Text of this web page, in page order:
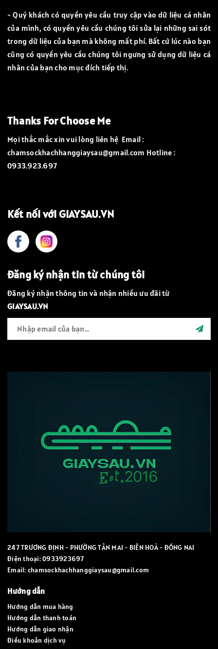
- Quý khách có quyền yêu cầu truy cập vào dữ liệu cá nhân
của mình, có quyền yêu cầu chúng tôi sửa lại những sai sót
trong dữ liệu của bạn mà không mất phí. Bất cứ lúc nào bạn
cũng có quyền yêu cầu chúng tôi ngưng sử dụng dữ liệu cá
nhân của bạn cho mục đích tiếp thị.
Thanks For Choose Me
Mọi thắc mắc xin vui lòng liên hệ Email :
chamsockhachhanggiaysau@gmail.com Hotline :
0933.923.697
Kết nối với GIAYSAU.VN
Đăng ký nhận tin từ chúng tôi
Đăng ký nhận thông tin và nhận nhiều ưu đãi từ
GIAYSAU.VN
247 TRƯƠNG ĐỊNH - PHƯỜNG TÂN MAI - BIÊN HOÀ - ĐỒNG NAI
Điện thoại:0933923697
Email: chamsockhachhanggiaysau@gmail.com
Hướng dẫn
Hướng dẫn mua hàng
Hướng dẫn thanh toán
Hướng dẫn giao nhận
Điều khoản dịch vụ